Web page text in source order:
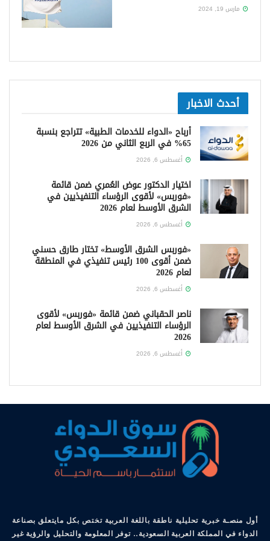
مارس 19, 2024
أحدث الاخبار
أرباح «الدواء للخدمات الطبية» تتراجع بنسبة
65% في الربع الثاني من 2026
أغسطس 6, 2026
اختيار الدكتور عوض العُمري ضمن قائمة
«فوربس» لأقوى الرؤساء التنفيذيين في
الشرق الأوسط لعام 2026
أغسطس 6, 2026
«فوربس الشرق الأوسط» تختار طارق حسني
ضمن أقوى 100 رئيس تنفيذي في المنطقة
لعام 2026
أغسطس 6, 2026
ناصر الحقباني ضمن قائمة «فوربس» لأقوى
الرؤساء التنفيذيين في الشرق الأوسط لعام
2026
أغسطس 6, 2026
أول منصـة خبرية تحليلية ناطقة باللغة العربية تختص بكل مايتعلق بصناعة
الدواء في المملكة العربية السعودية.. توفر المعلومة والتحليل والرؤية غير